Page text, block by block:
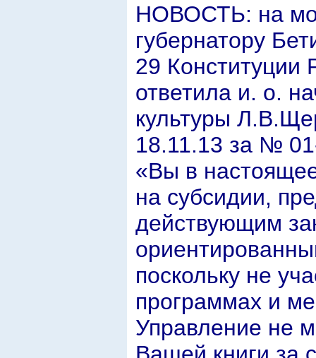
НОВОСТЬ: на
губернатору
29 Конституции
ответила и. о.
культуры
18.11.13 за №
«Вы в
на субсидии,
действующим
поскольку не
программах и
Управление не